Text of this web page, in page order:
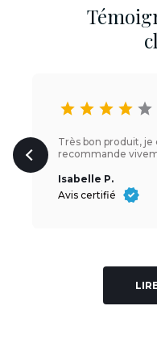
star star star star star
Très bon produit, je
recommande
Isabelle P.
Avis certifié